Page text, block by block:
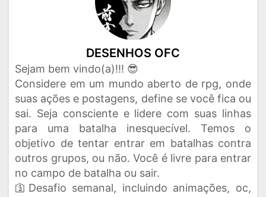
DESENHOS OFC
Sejam bem vindo(a)!!! 😎
Considere em um mundo aberto de rpg, onde
suas ações e postagens, define se você fica ou
sai. Seja consciente e lidere com suas linhas
para uma batalha inesquecível. Temos o
objetivo de tentar entrar em batalhas contra
outros grupos, ou não. Você é livre para entrar
no campo de batalha ou sair.
🛐Desafio semanal, incluindo animações, oc,